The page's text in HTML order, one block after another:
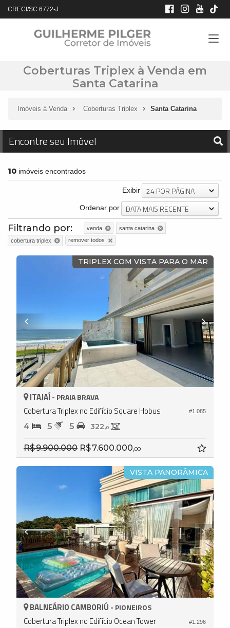
CRECI/SC 6772-J
Coberturas Triplex à Venda em
Santa Catarina
Imóveis à Venda Coberturas Triplex Santa Catarina
Encontre seu Imóvel
10 imóveis encontrados
Exibir 24 POR PÁGINA
Ordenar por DATA MAIS RECENTE
Filtrando por: venda
santa catarina
cobertura triplex
remover todos
TRIPLEX COM VISTA PARA O MAR
#1.085
ITAJAÍ - PRAIA BRAVA
Cobertura Triplex no Edifício Square Hobus
4 5 5 322,0
R$ 9.900.000 R$ 7.600.000,00
VISTA PANORÂMICA
#1.296
BALNEÁRIO CAMBORIÚ - PIONEIROS
Cobertura Triplex no Edifício Ocean Tower